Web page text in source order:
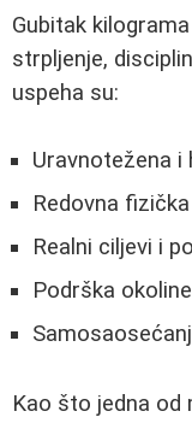
Gubitak
strpljenje,
uspeha su:
Uravnotežena i
Redovna
Realni ciljevi i
Podrška
Kao što jedna od